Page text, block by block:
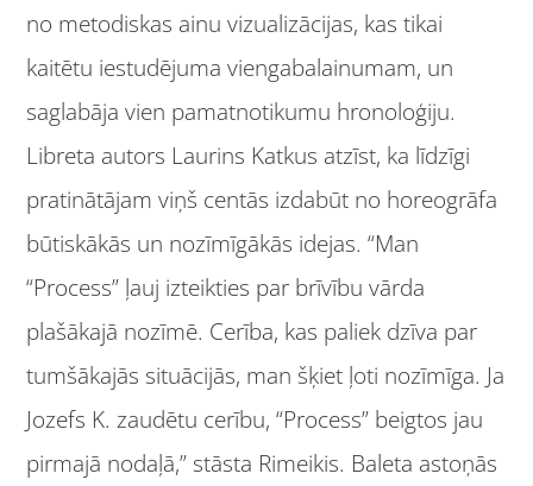
no metodiskas ainu vizualizācijas, kas tikai
kaitētu iestudējuma viengabalainumam, un
saglabāja vien pamatnotikumu hronoloģiju.
Libreta autors Laurins Katkus atzīst, ka līdzīgi
pratinātājam viņš centās izdabūt no horeogrāfa
būtiskākās un nozīmīgākās idejas. “Man
“Process” ļauj izteikties par brīvību vārda
plašākajā nozīmē. Cerība, kas paliek dzīva par
tumšākajās situācijās, man šķiet ļoti nozīmīga. Ja
Jozefs K. zaudētu cerību, “Process” beigtos jau
pirmajā nodaļā,” stāsta Rimeikis. Baleta astoņās